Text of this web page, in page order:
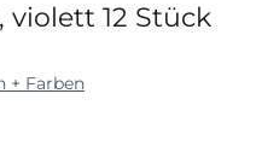
12 Stück
+ Farben